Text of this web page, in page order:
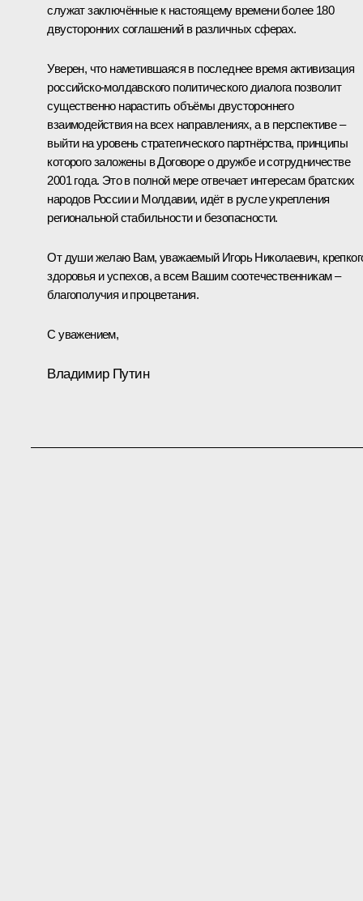
служат заключённые к настоящему времени более 180
двусторонних соглашений в различных сферах.
Уверен, что наметившаяся в последнее время активизация
российско-молдавского политического диалога позволит
существенно нарастить объёмы двустороннего
взаимодействия на всех направлениях, а в перспективе –
выйти на уровень стратегического партнёрства, принципы
которого заложены в Договоре о дружбе и сотрудничестве
2001 года. Это в полной мере отвечает интересам братских
народов России и Молдавии, идёт в русле укрепления
региональной стабильности и безопасности.
От души желаю Вам, уважаемый Игорь Николаевич,
здоровья и успехов, а всем Вашим соотечественникам –
благополучия и процветания.
С уважением,
Владимир Путин